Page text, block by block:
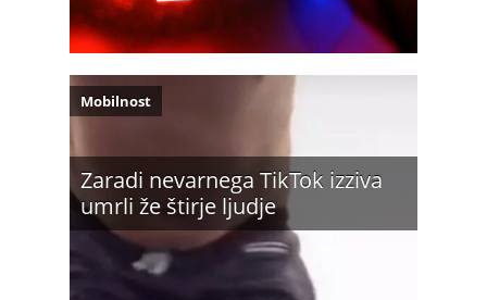
Zaradi nevarnega TikTok izziva
umrli že štirje ljudje
Mobilnost